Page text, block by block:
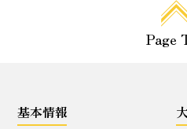
基本情報
Page
基本情報